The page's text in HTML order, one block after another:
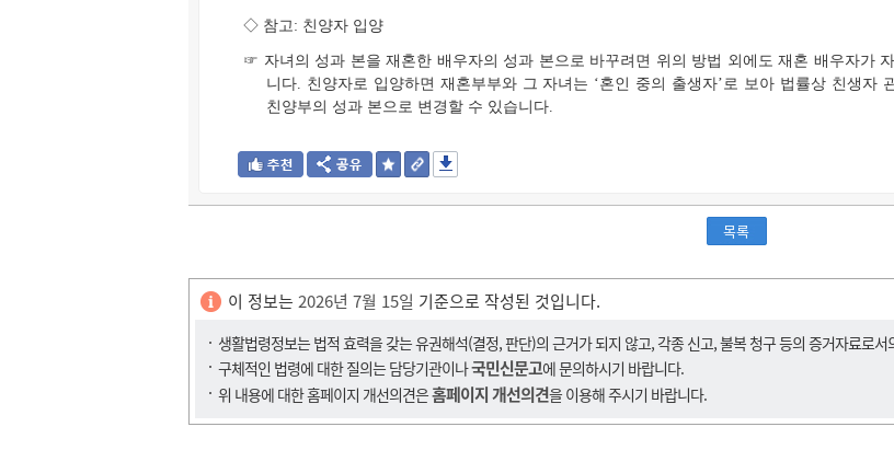
◇ 참고: 친양자 입양
☞ 자녀의 성과 본을 재혼한 배우자의 성과 본으로 바꾸려면 위의 방법 외에도 재혼 배우자가
니다. 친양자로 입양하면 재혼부부와 그 자녀는 ‘혼인 중의 출생자’로 보아 법률상 친생자
친양부의 성과 본으로 변경할 수 있습니다.
목록
이 정보는 2026년 7월 15일 기준으로 작성된 것입니다.
생활법령정보는 법적 효력을 갖는 유권해석(결정, 판단)의 근거가 되지 않고, 각종 신고, 불복 청구 등의 증거자료로서
구체적인 법령에 대한 질의는 담당기관이나국민신문고에 문의하시기 바랍니다.
위 내용에 대한 홈페이지 개선의견은홈페이지 개선의견을 이용해 주시기 바랍니다.